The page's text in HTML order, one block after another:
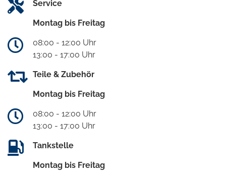
Service
Montag bis Freitag
08:00 - 12:00 Uhr
13:00 - 17:00 Uhr
Teile & Zubehör
Montag bis Freitag
08:00 - 12:00 Uhr
13:00 - 17:00 Uhr
Tankstelle
Montag bis Freitag